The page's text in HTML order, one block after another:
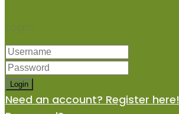
Login
Login
Need an account? Register here!